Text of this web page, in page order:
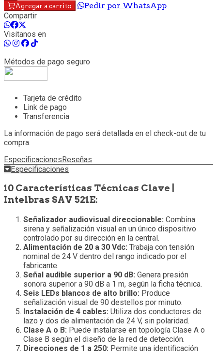
Agregar a carrito
Pedir por WhatsApp
Compartir
Visitanos en
Métodos de pago seguro
Tarjeta de crédito
Link de pago
Transferencia
La información de pago será detallada en el check-out de tu
compra.
EspecificacionesReseñas
Especificaciones
10 Características Técnicas Clave |
Intelbras SAV 521E:
Señalizador audiovisual direccionable: Combina
sirena y señalización visual en un único dispositivo
controlado por su dirección en la central.
Alimentación de 20 a 30 Vdc: Trabaja con tensión
nominal de 24 V dentro del rango indicado por el
fabricante.
Señal audible superior a 90 dB: Genera presión
sonora superior a 90 dB a 1 m, según la ficha técnica.
Seis LEDs blancos de alto brillo: Produce
señalización visual de 90 destellos por minuto.
Instalación de 4 cables: Utiliza dos conductores de
lazo y dos de alimentación de 24 V, sin polaridad.
Clase A o B: Puede instalarse en topología Clase A o
Clase B según el diseño de la red de detección.
Direcciones de 1 a 250: Permite una identificación